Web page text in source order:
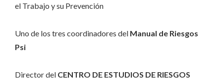
el Trabajo y su Prevención
Uno de los tres coordinadores del Manual de Riesgos
Psi
Director del CENTRO DE ESTUDIOS DE RIESGOS